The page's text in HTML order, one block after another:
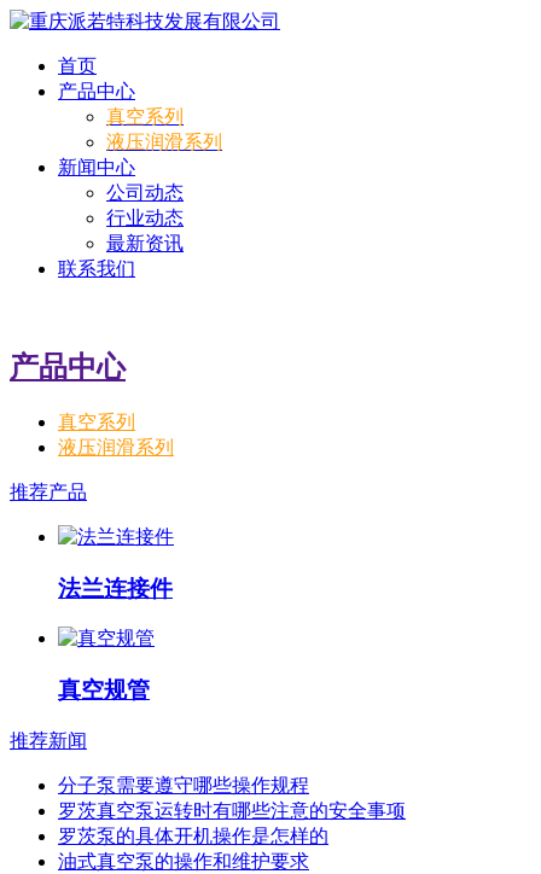
首页
产品中心
真空系列
液压润滑系列
新闻中心
公司动态
行业动态
最新资讯
联系我们
产品中心
真空系列
液压润滑系列
推荐产品
法兰连接件
真空规管
推荐新闻
分子泵需要遵守哪些操作规程
罗茨真空泵运转时有哪些注意的安全事项
罗茨泵的具体开机操作是怎样的
油式真空泵的操作和维护要求